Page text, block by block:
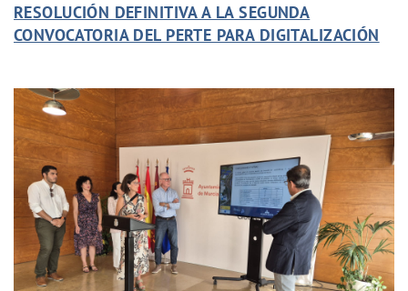
RESOLUCIÓN DEFINITIVA A LA SEGUNDA
CONVOCATORIA DEL PERTE PARA DIGITALIZACIÓN